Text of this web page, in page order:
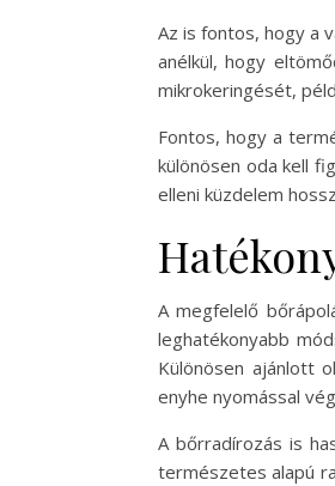
Az is fontos, hogy a
anélkül, hogy
mikrokeringését,
Fontos, hogy a
különösen oda kell
elleni küzdelem
A megfelelő
leghatékonyabb
Különösen ajánlott
enyhe nyomással
A bőrradírozás is
természetes alapú